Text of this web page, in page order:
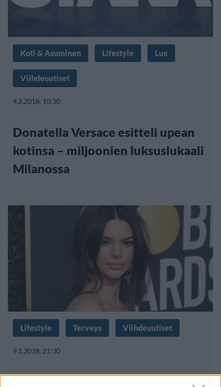
Koti & Asuminen Lifestyle Lux
Viihdeuutiset
4.2.2018, 10:30
Donatella Versace esitteli upean
kotinsa – miljoonien luksuslukaali
Milanossa
Lifestyle Terveys Viihdeuutiset
9.1.2018, 21:30